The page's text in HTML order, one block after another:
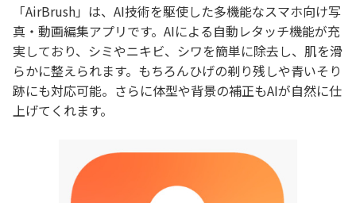
「AirBrush」は、AI技術を駆使した多機能なスマホ向け写
真・動画編集アプリです。AIによる自動レタッチ機能が充
実しており、シミやニキビ、シワを簡単に除去し、肌を滑
らかに整えられます。もちろんひげの剃り残しや青いそり
跡にも対応可能。さらに体型や背景の補正もAIが自然に仕
上げてくれます。